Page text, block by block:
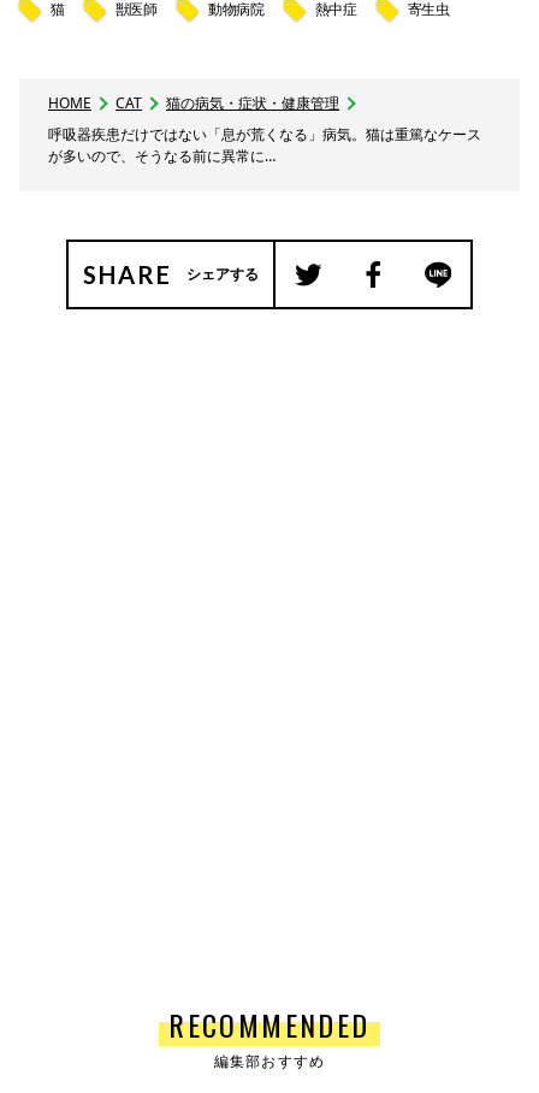
猫 獣医師 動物病院 熱中症 寄生虫
HOME CAT
猫の病気・症状・健康管理
呼吸器疾患だけではない「息が荒くなる」病気。猫は重篤なケース
が多いので、そうなる前に異常に…
SHARE シェアする
RECOMMENDED
編集部おすすめ